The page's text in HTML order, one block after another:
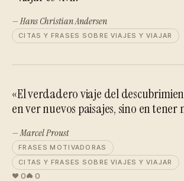
— Hans Christian Andersen
CITAS Y FRASES SOBRE VIAJES Y VIAJAR
«El verdadero viaje del
en ver nuevos paisajes, sino en tener
— Marcel Proust
FRASES MOTIVADORAS
CITAS Y FRASES SOBRE VIAJES Y VIAJAR
0 0